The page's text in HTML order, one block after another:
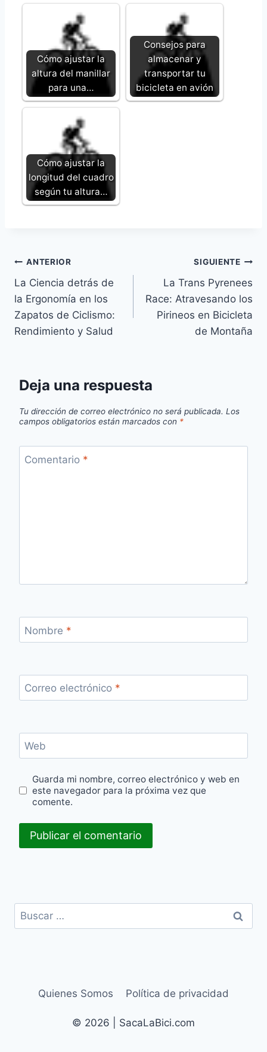
Cómo ajustar la
altura del manillar
para una…
Consejos para
almacenar y
transportar tu
bicicleta en avión
Cómo ajustar la
longitud del cuadro
según tu altura…
Navegación
de
entradas
ANTERIOR
La Ciencia detrás de
la Ergonomía en los
Zapatos de Ciclismo:
Rendimiento y Salud
SIGUIENTE
La Trans Pyrenees
Race: Atravesando los
Pirineos en Bicicleta
de Montaña
Deja una respuesta
Tu dirección de correo electrónico no será publicada. Los
campos obligatorios están marcados con *
Comentario *
Nombre *
Correo electrónico *
Web
Guarda mi nombre, correo electrónico y web en
este navegador para la próxima vez que
comente.
Buscar:
Quienes Somos Política de privacidad
© 2026 | SacaLaBici.com